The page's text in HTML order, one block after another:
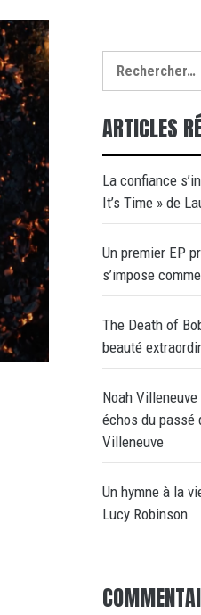
ARTICLES
La confiance
It’s Time » de
Un premier EP
s’impose
The Death of
beauté
Noah
échos du passé
Villeneuve
Un hymne à la
Lucy Robinson